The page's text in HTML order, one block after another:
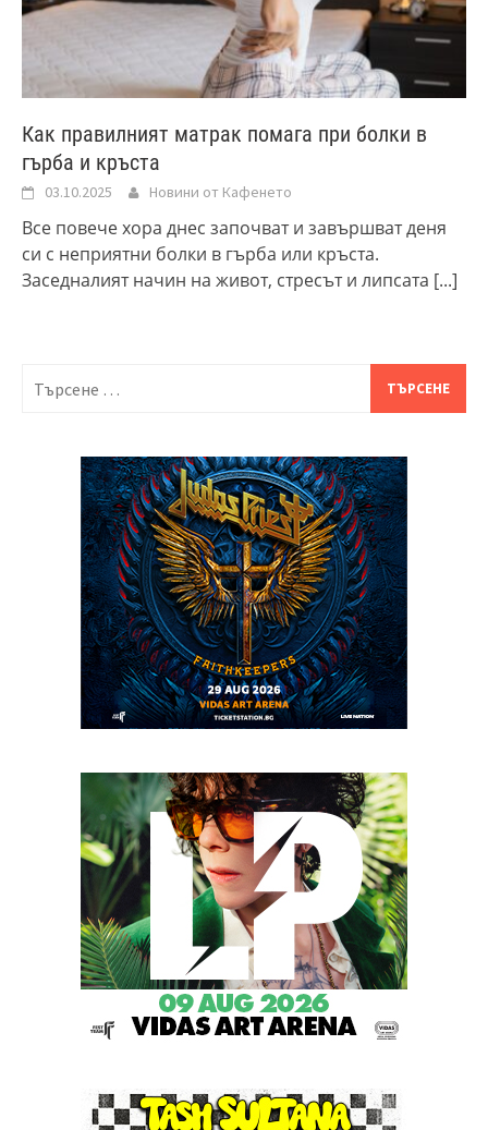
Как правилният матрак помага при болки в
гърба и кръста
03.10.2025 Новини от Кафенето
Все повече хора днес започват и завършват деня
си с неприятни болки в гърба или кръста.
Заседналият начин на живот, стресът и липсата [...]
за: